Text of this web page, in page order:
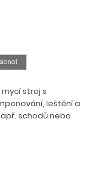
stroj s
leštění a
schodů nebo